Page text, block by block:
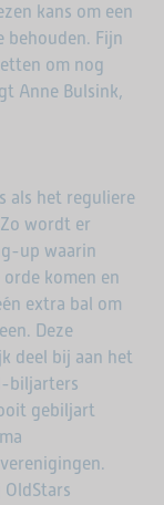
kans om een
behouden. Fijn
om nog
Anne Bulsink,
als het reguliere
wordt er
up waarin
komen en
extra bal om
Deze
deel bij aan het
biljarters
gebiljart
OldStars